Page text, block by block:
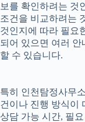
보를 확인하려는 것
조건을 비교하려는
것인지에 따라 필요
되어 있으면 여러
할 수 있습니다.
특히 인천탐정사무
건이나 진행 방식이
상담 가능 시간, 필